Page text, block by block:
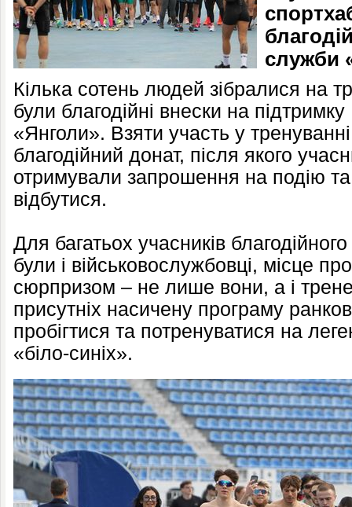
служби
Кілька сотень людей зібралися на
були благодійні внески на
«Янголи». Взяти участь у
благодійний донат, після якого
отримували запрошення на подію
відбутися.
Для багатьох учасників
були і військовослужбовці, місце
сюрпризом – не лише вони, а і
присутніх насичену програму
пробігтися та потренуватися на
«біло-синіх».